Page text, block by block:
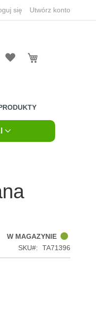
się Utwórz konto
W MAGAZYNIE
SKU
TA71396